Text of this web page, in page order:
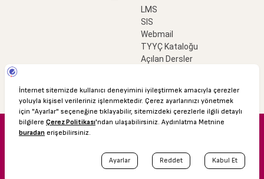
LMS
SIS
Webmail
TYYÇ Kataloğu
Açılan Dersler
© 2016 Özyeğin Üniversitesi
Akademik Takvim
Kişisel Verilerin Korunması